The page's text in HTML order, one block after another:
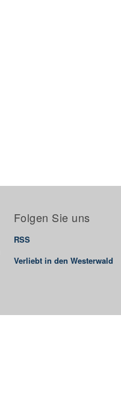
Folgen Sie uns
RSS
Verliebt in den Westerwald